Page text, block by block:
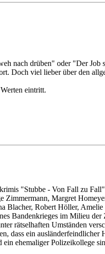
nach drüben" oder "Der Job
Doch viel lieber über den
eintritt.
"Stubbe - Von Fall zu
Margret
Blacher, Robert Höller,
Bandenkrieges im Milieu
rätselhaften Umständen
dass ein ausländerfeindlicher
ehemaliger Polizeikollege